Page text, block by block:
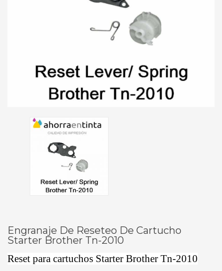
Engranaje De Reseteo De Cartucho
Starter Brother Tn-2010
Reset para cartuchos Starter Brother Tn-2010